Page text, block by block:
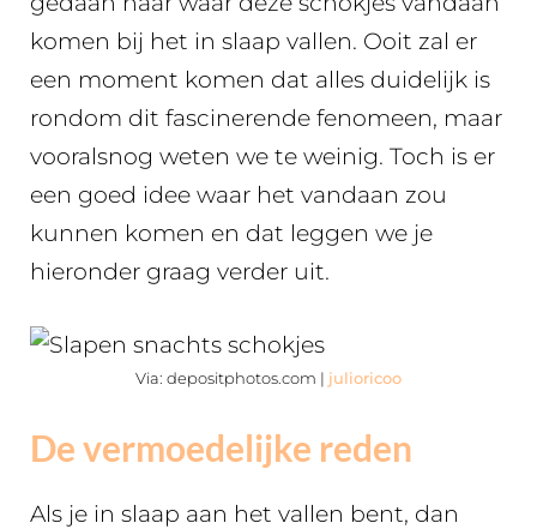
komen bij het in slaap vallen. Ooit zal er
een moment komen dat alles duidelijk is
rondom dit fascinerende fenomeen, maar
vooralsnog weten we te weinig. Toch is er
een goed idee waar het vandaan zou
kunnen komen en dat leggen we je
hieronder graag verder uit.
Via: depositphotos.com | julioricoo
De vermoedelijke reden
Als je in slaap aan het vallen bent, dan